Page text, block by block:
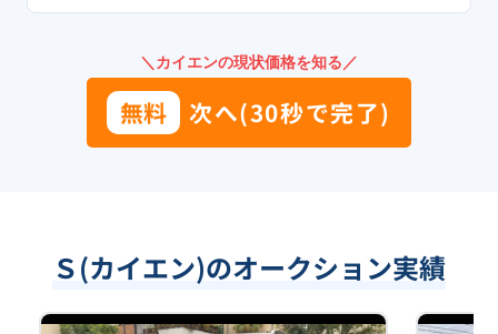
＼カイエンの現状価格を知る／
無料 次へ(30秒で完了)
Ｓ(カイエン)のオークション実績